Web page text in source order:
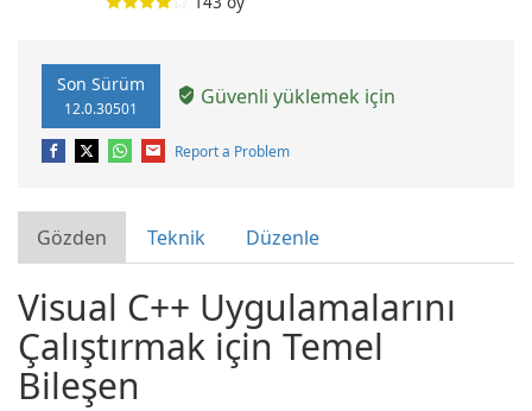
Son Sürüm
12.0.30501 Güvenli yüklemek için
Report a Problem
Gözden Teknik Düzenle
Visual C++ Uygulamalarını
Çalıştırmak için Temel
Bileşen